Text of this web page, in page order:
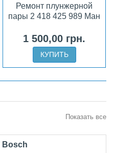
Ремонт плунжерной
пары 2 418 425 989 Ман
1 500,00 грн.
КУПИТЬ
Показать все
Bosch